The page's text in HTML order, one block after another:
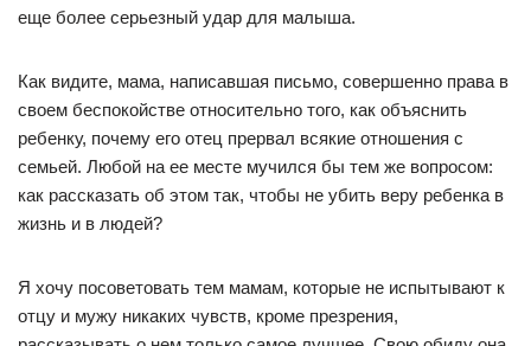
еще более серьезный удар для малыша.
Как видите, мама, написавшая письмо, совершенно права в
своем беспокойстве относительно того, как объяснить
ребенку, почему его отец прервал всякие отношения с
семьей. Любой на ее месте мучился бы тем же вопросом:
как рассказать об этом так, чтобы не убить веру ребенка в
жизнь и в людей?
Я хочу посоветовать тем мамам, которые не испытывают к
отцу и мужу никаких чувств, кроме презрения,